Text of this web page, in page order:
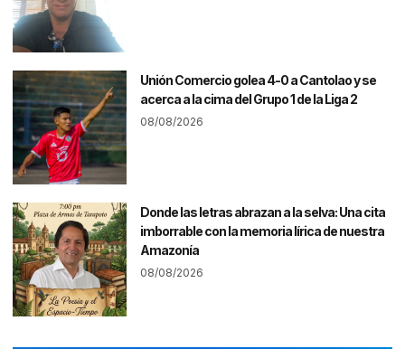
Unión Comercio golea 4-0 a Cantolao y se
acerca a la cima del Grupo 1 de la Liga 2
08/08/2026
Donde las letras abrazan a la selva: Una cita
imborrable con la memoria lírica de nuestra
Amazonía
08/08/2026